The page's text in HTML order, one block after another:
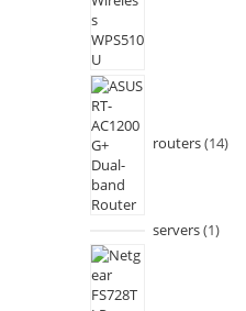
routers 14
servers 1